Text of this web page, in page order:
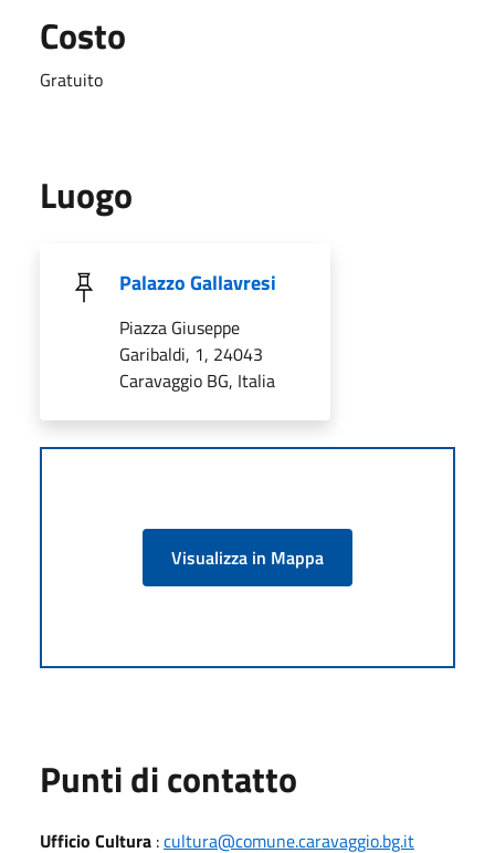
Costo
Gratuito
Luogo
Palazzo Gallavresi
Piazza Giuseppe
Garibaldi, 1, 24043
Caravaggio BG, Italia
Visualizza in Mappa
Punti di contatto
Ufficio Cultura :cultura@comune.caravaggio.bg.it